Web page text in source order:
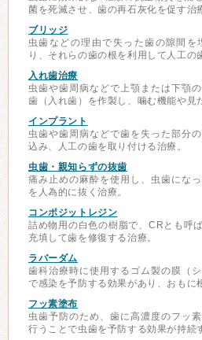
菌を死滅させ、歯の再石灰化を促す治
ブリッジ
虫歯などの理由で失った歯の隙間を
り、それらの歯の根を利用して人工の
入れ歯治療
虫歯や歯周病などで上顎または下顎
歯（入れ歯）を作製し、噛む機能や見
インプラント
虫歯や歯周病などで歯を失った部分
込み、人工の歯を取り付ける治療。
虫歯・親知らずの抜歯
痛み止めの麻酔を使用し、虫歯にな
を人為的に抜く治療。
コンポジットレジン
詰め物用の白色の樹脂で、CRとも呼
充填して歯を修復する治療。
ラバーダム
歯科治療時に使用するゴム製の膜（
で感染を予防する効果があり、おもに
フッ素塗布
虫歯予防のため、歯に高濃度のフッ
行うことで虫歯を予防する効果が持続